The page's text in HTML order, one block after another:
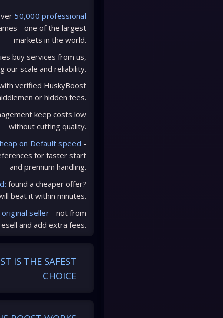
50,000 professional
- one of the largest
markets in the world.
buy services from us,
our scale and reliability.
verified HuskyBoost
or hidden fees.
keep costs low
without cutting quality.
on Default speed -
for faster start
and premium handling.
found a cheaper offer?
beat it within minutes.
original seller - not from
and add extra fees.
IS THE SAFEST
CHOICE